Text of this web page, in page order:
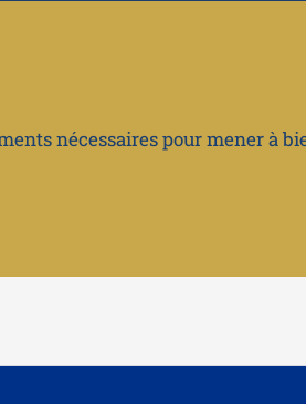
nécessaires pour mener à